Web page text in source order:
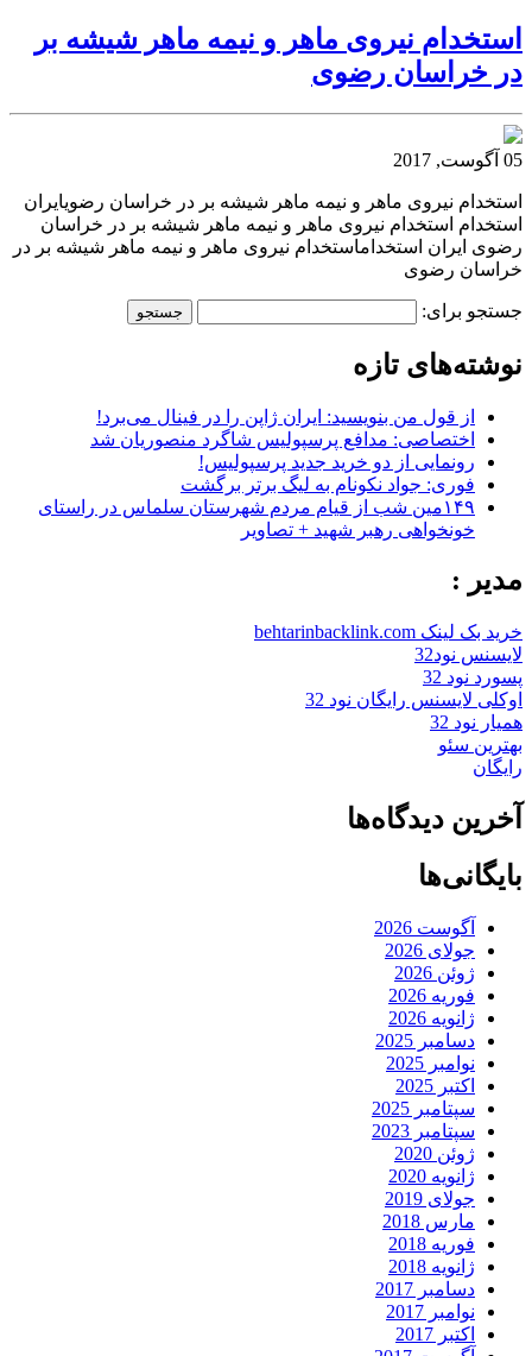
استخدام نیروی ماهر و نیمه ماهر شیشه بر
در خراسان رضوی
05 آگوست, 2017
استخدام نیروی ماهر و نیمه ماهر شیشه بر در خراسان رضویایران
استخدام استخدام نیروی ماهر و نیمه ماهر شیشه بر در خراسان
رضوی ایران استخداماستخدام نیروی ماهر و نیمه ماهر شیشه بر در
خراسان رضوی
جستجو برای:
نوشته‌های تازه
از قول من بنویسید: ایران ژاپن را در فینال می‌برد!
اختصاصی: مدافع پرسپولیس شاگرد منصوریان شد
رونمایی از دو خرید جدید پرسپولیس!
فوری: جواد نکونام به لیگ برتر برگشت
۱۴۹مین شب از قیام مردم شهرستان سلماس در راستای
خونخواهی رهبر شهید + تصاویر
مدیر :
خرید بک لینک behtarinbacklink.com
لایسنس نود32
پسورد نود 32
اوکلی لایسنس رایگان نود 32
همیار نود 32
بهترین سئو
رایگان
آخرین دیدگاه‌ها
بایگانی‌ها
آگوست 2026
جولای 2026
ژوئن 2026
فوریه 2026
ژانویه 2026
دسامبر 2025
نوامبر 2025
اکتبر 2025
سپتامبر 2025
سپتامبر 2023
ژوئن 2020
ژانویه 2020
جولای 2019
مارس 2018
فوریه 2018
ژانویه 2018
دسامبر 2017
نوامبر 2017
اکتبر 2017